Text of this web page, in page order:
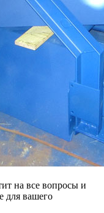
на все вопросы и
для вашего